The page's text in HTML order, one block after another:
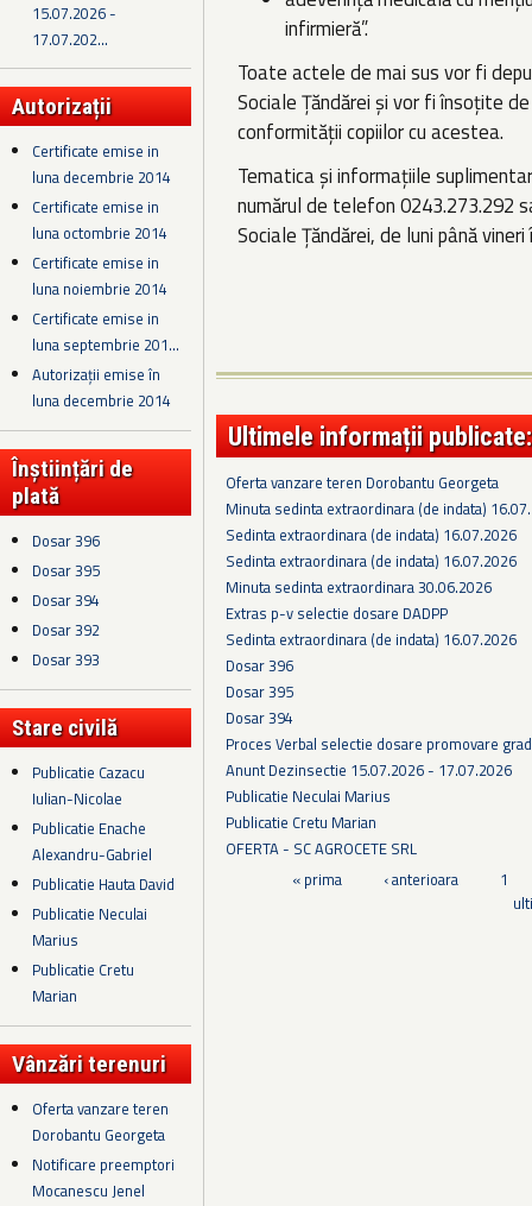
15.07.2026 -
17.07.202...
Autorizații
Certificate emise in
luna decembrie 2014
Certificate emise in
luna octombrie 2014
Certificate emise in
luna noiembrie 2014
Certificate emise in
luna septembrie 201...
Autorizații emise în
luna decembrie 2014
Înștiințări de
plată
Dosar 396
Dosar 395
Dosar 394
Dosar 392
Dosar 393
Stare civilă
Publicatie Cazacu
Iulian-Nicolae
Publicatie Enache
Alexandru-Gabriel
Publicatie Hauta David
Publicatie Neculai
Marius
Publicatie Cretu
Marian
Vânzări terenuri
Oferta vanzare teren
Dorobantu Georgeta
Notificare preemptori
Mocanescu Jenel
infirmieră”.
Toate actele de mai sus vor fi
Sociale Ţăndărei şi vor fi însoţite
conformităţii copiilor cu acestea.
Tematica şi informaţiile
numărul de telefon 0243.273.292
Sociale Ţăndărei, de luni până
Ultimele informații publicate:
Oferta vanzare teren Dorobantu Georgeta
Minuta sedinta extraordinara (de indata)
Sedinta extraordinara (de indata) 16.07.2026
Sedinta extraordinara (de indata) 16.07.2026
Minuta sedinta extraordinara 30.06.2026
Extras p-v selectie dosare DADPP
Sedinta extraordinara (de indata) 16.07.2026
Dosar 396
Dosar 395
Dosar 394
Proces Verbal selectie dosare promovare
Anunt Dezinsectie 15.07.2026 - 17.07.2026
Publicatie Neculai Marius
Publicatie Cretu Marian
OFERTA - SC AGROCETE SRL
Pagini« prima ‹ anterioara
1